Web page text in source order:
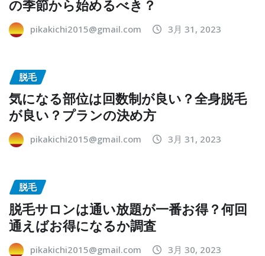
の季節から始めるべき？
pikakichi2015@gmail.com 3月 31, 2023
脱毛
気になる部位は回数制が良い？全身脱毛
が良い？プランの決め方
pikakichi2015@gmail.com 3月 31, 2023
脱毛
脱毛サロンは通い放題が一番お得？何回
通えばお得になるか調査
pikakichi2015@gmail.com 3月 30, 2023